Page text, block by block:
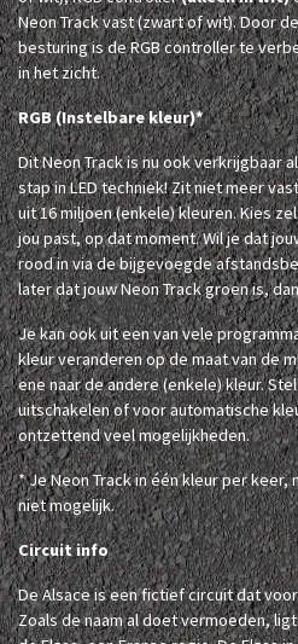
Neon Track vast (zwart of wit). Door
besturing is de RGB controller te
in het zicht.
RGB (Instelbare kleur)*
Dit Neon Track is nu ook verkrijgbaar
stap in LED techniek! Zit niet meer
uit 16 miljoen (enkele) kleuren. Kies
jou past, op dat moment. Wil je dat
rood in via de bijgevoegde
later dat jouw Neon Track groen is,
Je kan ook uit een van vele
kleur veranderen op de maat van de
ene naar de andere (enkele) kleur.
uitschakelen of voor automatische
ontzettend veel mogelijkheden.
* Je Neon Track in één kleur per
niet mogelijk.
Circuit info
De Alsace is een fictief circuit dat
Zoals de naam al doet vermoeden,